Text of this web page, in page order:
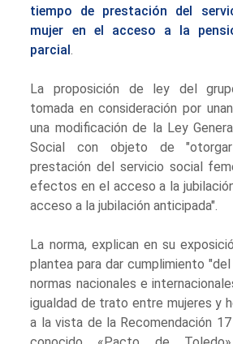
tiempo de prestación del
mujer en el acceso a la
parcial
La proposición de ley del
tomada en consideración por
una modificación de la Ley
Social con objeto de
prestación del servicio social
efectos en el acceso a la
acceso a la jubilación anticipada".
La norma, explican en su
plantea para dar cumplimiento
normas nacionales e
igualdad de trato entre mujeres y
a la vista de la Recomendación